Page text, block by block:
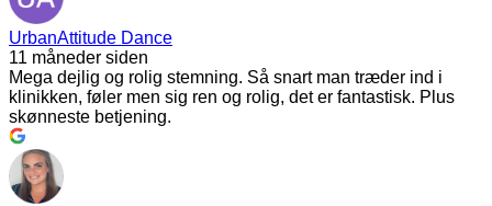
UrbanAttitude Dance
11 måneder siden
Mega dejlig og rolig stemning. Så snart man træder ind i
klinikken, føler men sig ren og rolig, det er fantastisk. Plus
skønneste betjening.